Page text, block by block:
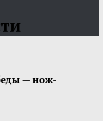
— нож-